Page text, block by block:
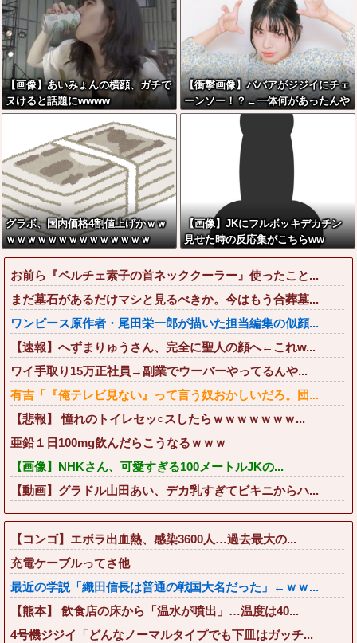
【画像】あいみょんの横顔、ガチで
ヌけると話題にwwww
【衝撃画像】ババアがジジイにチェ
ーンソー！？←一体何があったんや
コレw w w w w w w w w
グラボ、国内価格4割値上げかｗｗ
ｗｗｗｗｗｗｗｗｗｗｗｗｗｗ
【画像】JKにフルボッキデカチン
見せた時の反応集がこちらww
お前ら『ペルチェ素子の首ネッククーラー』使ったこと...
まだ墓石があるだけマシと見るべきか。今はもう合葬墓...
ワンピース原作者・尾田栄一郎が描いた担当編集の似顔...
【速報】へずまりゅうさん、完全に聖人の顔へ←これw...
ワイ手取り15万正社員→副業でウーバーやってるんや...
有吉「『俺テレビ見ない』って言う奴おかしいだろ。団...
【悲報】 憧れのトイレセッ○スしたらｗｗｗｗｗｗｗ...
亜鉛１日100mg飲んだらこうなるｗｗｗ
【画像】NHKさん、可愛すぎる100メートルJKの...
【動画】グラドル山田あい、デカ乳すぎてビキニからハ...
【コンゴ】エボラ出血熱、感染3600人…過去最大の...
充電ケーブルってさ他
最近の学説「織田信長は普通の戦国大名だった」←ｗｗ...
【熊本】 飲食店の床から「温水が噴出」…温度は40...
4号機ジジイ「どんなノーマルタイプでも下皿はガッチ...